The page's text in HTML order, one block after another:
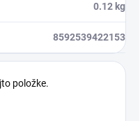
0.12 kg
8592539422153
položke.